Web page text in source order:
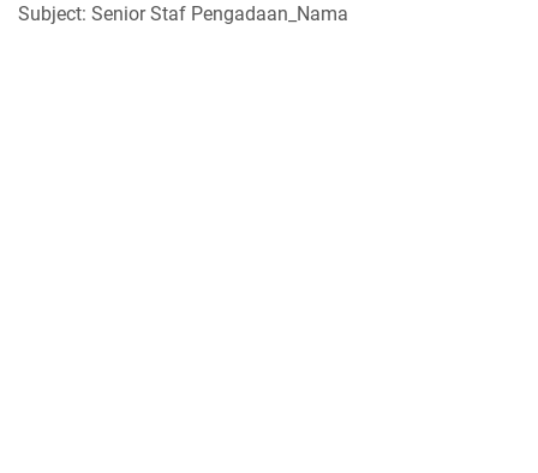
Subject: Senior Staf Pengadaan_Nama